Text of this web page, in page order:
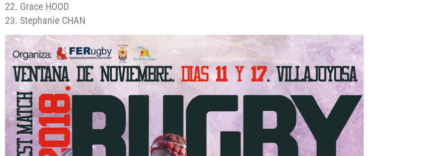
22. Grace HOOD
23. Stephanie CHAN